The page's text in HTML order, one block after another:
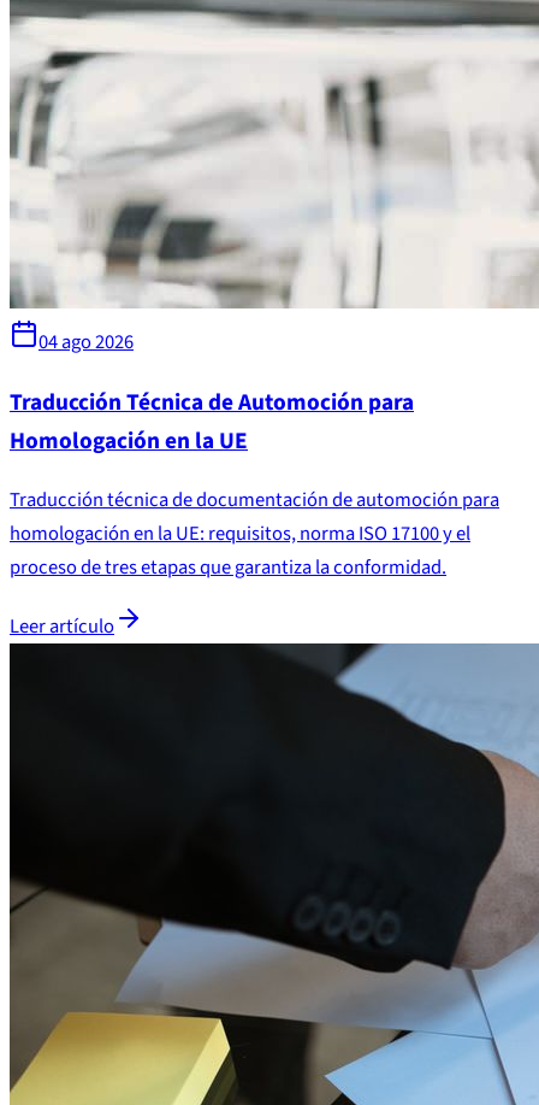
04 ago 2026
Traducción Técnica de Automoción para
Homologación en la UE
Traducción técnica de documentación de automoción para
homologación en la UE: requisitos, norma ISO 17100 y el
proceso de tres etapas que garantiza la conformidad.
Leer artículo